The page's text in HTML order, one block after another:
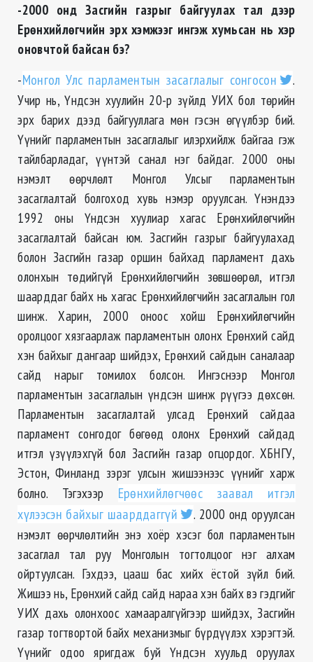
-2000 онд Засгийн газрыг байгуулах тал дээр
Ерөнхийлөгчийн эрх хэмжээг ингэж хумьсан нь хэр
оновчтой байсан бэ?
-Монгол Улс парламентын засаглалыг сонгосон
.
Учир нь, Үндсэн хуулийн 20-р зүйлд УИХ бол төрийн
эрх барих дээд байгууллага мөн гэсэн өгүүлбэр бий.
Үүнийг парламентын засаглалыг илэрхийлж байгаа гэж
тайлбарладаг, үүнтэй санал нэг байдаг. 2000 оны
нэмэлт өөрчлөлт Монгол Улсыг парламентын
засаглалтай болгоход хувь нэмэр оруулсан. Үнэндээ
1992 оны Үндсэн хуулиар хагас Ерөнхийлөгчийн
засаглалтай байсан юм. Засгийн газрыг байгуулахад
болон Засгийн газар оршин байхад парламент дахь
олонхын төдийгүй Ерөнхийлөгчийн зөвшөөрөл, итгэл
шаарддаг байх нь хагас Ерөнхийлөгчийн засаглалын гол
шинж. Харин, 2000 оноос хойш Ерөнхийлөгчийн
оролцоог хязгаарлаж парламентын олонх Ерөнхий сайд
хэн байхыг дангаар шийдэх, Ерөнхий сайдын саналаар
сайд нарыг томилох болсон. Ингэснээр Монгол
парламентын засаглалын үндсэн шинж рүүгээ дөхсөн.
Парламентын засаглалтай улсад Ерөнхий сайдаа
парламент сонгодог бөгөөд олонх Ерөнхий сайдад
итгэл үзүүлэхгүй бол Засгийн газар огцордог. ХБНГУ,
Эстон, Финланд зэрэг улсын жишээнээс үүнийг харж
болно. Тэгэхээр Ерөнхийлөгчөөс заавал итгэл
хүлээсэн байхыг шаарддаггүй
. 2000 онд оруулсан
нэмэлт өөрчлөлтийн энэ хоёр хэсэг бол парламентын
засаглал тал руу Монголын тогтолцоог нэг алхам
ойртуулсан. Гэхдээ, цааш бас хийх ёстой зүйл бий.
Жишээ нь, Ерөнхий сайд сайд нараа хэн байх вэ гэдгийг
УИХ дахь олонхоос хамааралгүйгээр шийдэх, Засгийн
газар тогтвортой байх механизмыг бүрдүүлэх хэрэгтэй.
Үүнийг одоо яригдаж буй Үндсэн хуульд оруулах